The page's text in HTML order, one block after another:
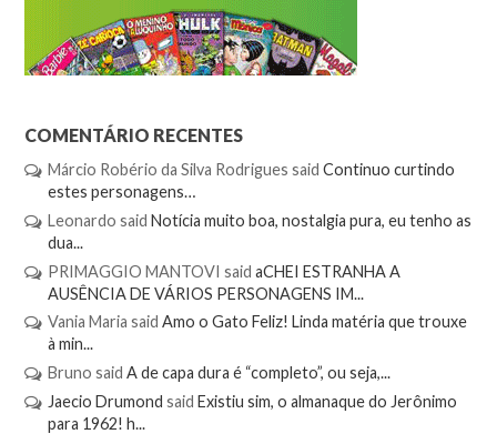
COMENTÁRIO RECENTES
Márcio Robério da Silva Rodrigues said Continuo curtindo
estes personagens…
Leonardo said Notícia muito boa, nostalgia pura, eu tenho as
dua...
PRIMAGGIO MANTOVI said aCHEI ESTRANHA A
AUSÊNCIA DE VÁRIOS PERSONAGENS IM...
Vania Maria said Amo o Gato Feliz! Linda matéria que trouxe
à min...
Bruno said A de capa dura é “completo”, ou seja,...
Jaecio Drumond said Existiu sim, o almanaque do Jerônimo
para 1962! h...